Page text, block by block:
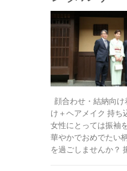
顔合わせ・結納向
け＋ヘアメイク 持ち
女性にとっては振袖
華やかでおめでたい
を過ごしませんか？